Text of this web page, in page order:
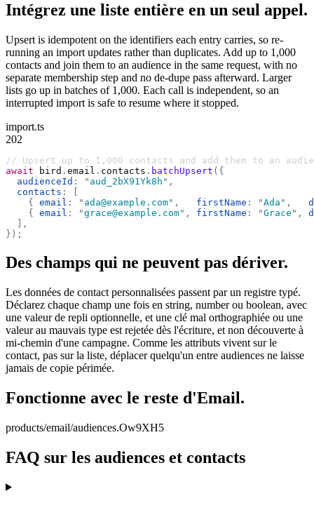
Intégrez une liste entière en un seul appel.
Upsert is idempotent on the identifiers each entry carries, so re-
running an import updates rather than duplicates. Add up to 1,000
contacts and join them to an audience in the same request, with no
separate membership step and no de-dupe pass afterward. Larger
lists go up in batches of 1,000. Each call is independent, so an
interrupted import is safe to resume where it stopped.
import.ts
202
// Upsert up to 1,000 contacts and add them to an
await bird . email . contacts . batchUpsert ({
  audienceId
: " aud_2bX91Yk8h " ,
  contacts
:
    {
email : " ada@example.com" ,
   firstName
: "Ada " ,
    {
email : "grace@example.com" , firstName : "Grace " ,
  ],
});
Des champs qui ne peuvent pas dériver.
Les données de contact personnalisées passent par un registre typé.
Déclarez chaque champ une fois en string, number ou boolean, avec
une valeur de repli optionnelle, et une clé mal orthographiée ou une
valeur au mauvais type est rejetée dès l'écriture, et non découverte à
mi-chemin d'une campagne. Comme les attributs vivent sur le
contact, pas sur la liste, déplacer quelqu'un entre audiences ne laisse
jamais de copie périmée.
Fonctionne avec le reste d'Email.
products/email/audiences.Ow9XH5
FAQ sur les audiences et contacts